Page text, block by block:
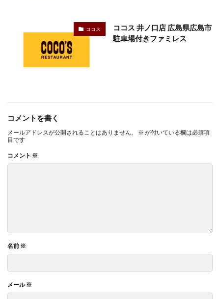
ココス
ココス 井ノ口店 広島県広島市
駐車場付きファミレス
コメントを書く
メールアドレスが公開されることはありません。 ※ が付いている欄は必須項
目です
コメント ※
名前 ※
メール※